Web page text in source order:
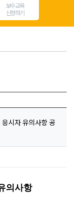
보수교육
신청하기
시자 유의사항 공
의사항